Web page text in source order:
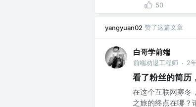
50
yangyuan02 赞了这篇文章
白哥学前端
前端劝退工程师 · 2
看了粉丝的简历
在这个互联网寒冬
之旅的终点在哪？